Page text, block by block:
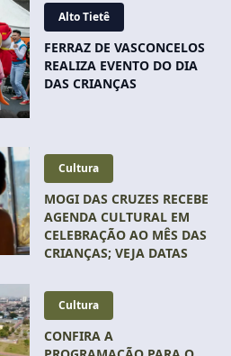
Alto Tietê
FERRAZ DE VASCONCELOS
REALIZA EVENTO DO DIA
DAS CRIANÇAS
Cultura
MOGI DAS CRUZES RECEBE
AGENDA CULTURAL EM
CELEBRAÇÃO AO MÊS DAS
CRIANÇAS; VEJA DATAS
Cultura
CONFIRA A